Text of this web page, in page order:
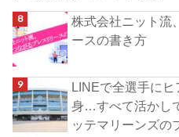
株式会社ニット流
ースの書き方
LINEで全選手に
身…すべて活かし
ッテマリーンズの